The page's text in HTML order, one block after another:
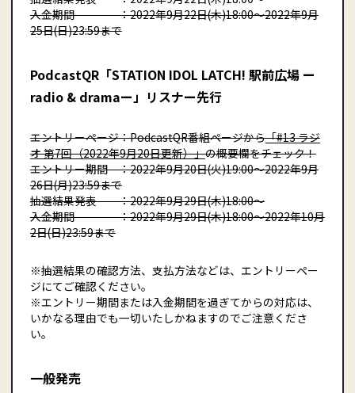
入金期間 ：2022年9月22日(木)18:00〜2022年9月
25日(日)23:59まで
PodcastQR「STATION IDOL LATCH! 駅前広場 ー
radio & dramaー」リスナー先行
エントリーページ：PodcastQR番組ページから「#13 ラジ
オ 第7回（2022年9月20日更新）」の概要欄をチェック！
エントリー期間 ：2022年9月20日(火)19:00〜2022年9月
26日(月)23:59まで
抽選結果発表 ：2022年9月29日(木)18:00〜
入金期間 ：2022年9月29日(木)18:00〜2022年10月
2日(日)23:59まで
※抽選結果の確認方法、支払方法などは、エントリーペー
ジにてご確認ください。
※エントリー期間または入金期間を過ぎてからの対応は、
いかなる理由でも一切いたしかねますのでご注意くださ
い。
一般発売